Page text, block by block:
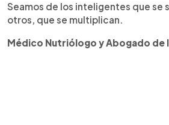
Seamos de los inteligentes que se
otros, que se multiplican.
Médico Nutriólogo y Abogado de